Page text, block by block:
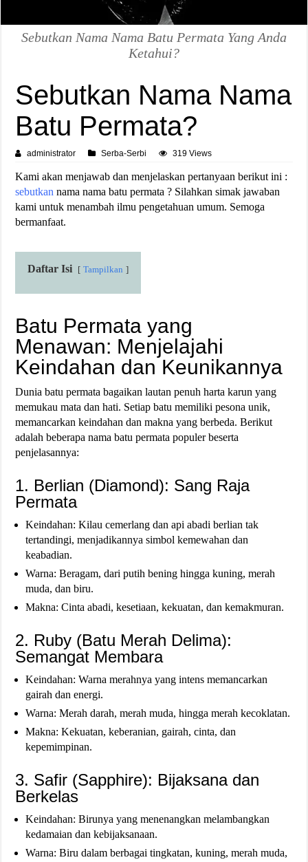
Sebutkan Nama Nama Batu Permata Yang Anda
Ketahui?
Sebutkan Nama Nama
Batu Permata?
administrator Serba-Serbi 319 Views
Kami akan menjawab dan menjelaskan pertanyaan berikut ini :
sebutkan nama nama batu permata ? Silahkan simak jawaban
kami untuk menambah ilmu pengetahuan umum. Semoga
bermanfaat.
Daftar Isi Tampilkan
Batu Permata yang
Menawan: Menjelajahi
Keindahan dan Keunikannya
Dunia batu permata bagaikan lautan penuh harta karun yang
memukau mata dan hati. Setiap batu memiliki pesona unik,
memancarkan keindahan dan makna yang berbeda. Berikut
adalah beberapa nama batu permata populer beserta
penjelasannya:
1. Berlian (Diamond): Sang Raja
Permata
Keindahan: Kilau cemerlang dan api abadi berlian tak
tertandingi, menjadikannya simbol kemewahan dan
keabadian.
Warna: Beragam, dari putih bening hingga kuning, merah
muda, dan biru.
Makna: Cinta abadi, kesetiaan, kekuatan, dan kemakmuran.
2. Ruby (Batu Merah Delima):
Semangat Membara
Keindahan: Warna merahnya yang intens memancarkan
gairah dan energi.
Warna: Merah darah, merah muda, hingga merah kecoklatan.
Makna: Kekuatan, keberanian, gairah, cinta, dan
kepemimpinan.
3. Safir (Sapphire): Bijaksana dan
Berkelas
Keindahan: Birunya yang menenangkan melambangkan
kedamaian dan kebijaksanaan.
Warna: Biru dalam berbagai tingkatan, kuning, merah muda,